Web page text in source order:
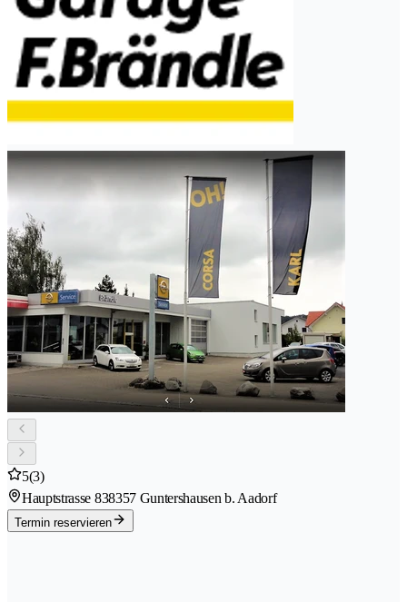
5(3)
Hauptstrasse 838357 Guntershausen b. Aadorf
Termin reservieren